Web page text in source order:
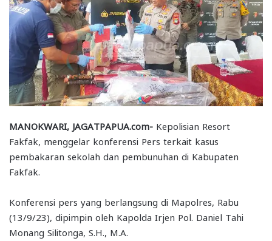
MANOKWARI, JAGATPAPUA.com- Kepolisian Resort
Fakfak, menggelar konferensi Pers terkait kasus
pembakaran sekolah dan pembunuhan di Kabupaten
Fakfak.
Konferensi pers yang berlangsung di Mapolres, Rabu
(13/9/23), dipimpin oleh Kapolda Irjen Pol. Daniel Tahi
Monang Silitonga, S.H., M.A.